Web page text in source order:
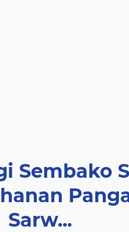
Sembako
Sarw...